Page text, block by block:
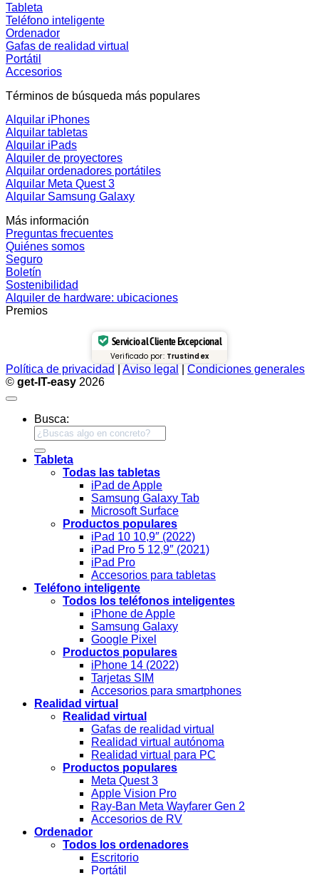
Tableta
Teléfono inteligente
Ordenador
Gafas de realidad virtual
Portátil
Accesorios
Términos de búsqueda más populares
Alquilar iPhones
Alquilar tabletas
Alquilar iPads
Alquiler de proyectores
Alquilar ordenadores portátiles
Alquilar Meta Quest 3
Alquilar Samsung Galaxy
Más información
Preguntas frecuentes
Quiénes somos
Seguro
Boletín
Sostenibilidad
Alquiler de hardware: ubicaciones
Premios
Servicio al Cliente Excepcional
Verificado por: Trustindex
Política de privacidad Aviso legal
Condiciones generales
© get-IT-easy 2026
Busca:
Tableta
Todas las tabletas
iPad de Apple
Samsung Galaxy Tab
Microsoft Surface
Productos populares
iPad 10 10,9″ (2022)
iPad Pro 5 12,9″ (2021)
iPad Pro
Accesorios para tabletas
Teléfono inteligente
Todos los teléfonos inteligentes
iPhone de Apple
Samsung Galaxy
Google Pixel
Productos populares
iPhone 14 (2022)
Tarjetas SIM
Accesorios para smartphones
Realidad virtual
Realidad virtual
Gafas de realidad virtual
Realidad virtual autónoma
Realidad virtual para PC
Productos populares
Meta Quest 3
Apple Vision Pro
Ray-Ban Meta Wayfarer Gen 2
Accesorios de RV
Ordenador
Todos los ordenadores
Escritorio
Portátil